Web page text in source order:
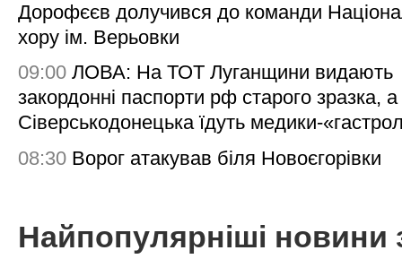
Дорофєєв долучився до команди
хору ім. Верьовки
09:00 ЛОВА: На ТОТ Луганщини видають
закордонні паспорти рф старого зразка,
Сіверськодонецька їдуть медики-
08:30 Ворог атакував біля Новоєгорівки
Найпопулярніші новини